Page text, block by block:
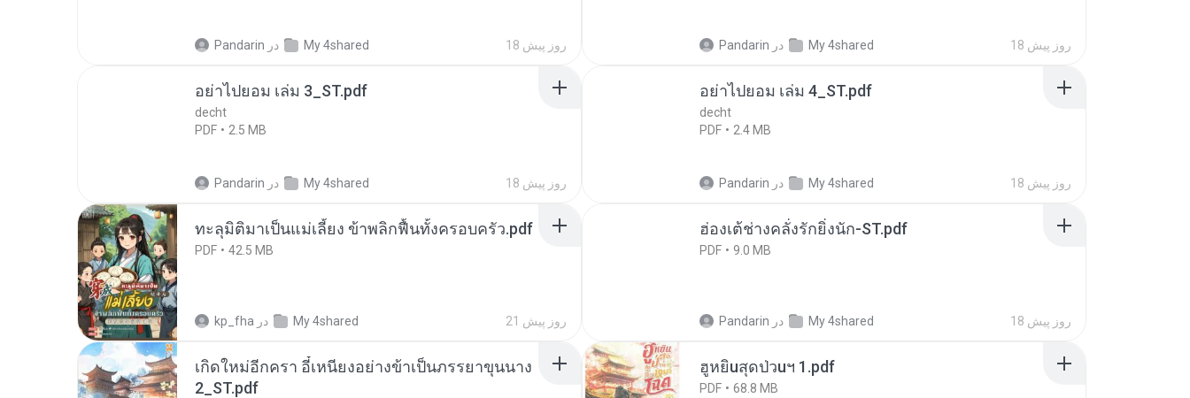
Pandarin در My 4shared 18 روز پیش Pandarin در My 4shared 18 روز پیش
อย่าไปยอม เล่ม 3_ST.pdf
decht
PDF
2.5 MB
Pandarin در My 4shared 18 روز پیش
อย่าไปยอม เล่ม 4_ST.pdf
decht
PDF
2.4 MB
Pandarin در My 4shared 18 روز پیش
ทะลุมิติมาเป็นแม่เลี้ยง ข้าพลิกฟื้นทั้งครอบครัว.pdf
PDF 42.5 MB
kp_fha در My 4shared 21 روز پیش
ฮ่องเต้ช่างคลั่งรักยิ่งนัก-ST.pdf
PDF 9.0 MB
Pandarin در My 4shared 18 روز پیش
เกิดใหม่อีกครา อี๋เหนียงอย่างข้าเป็นภรรยาขุนนาง
2_ST.pdf
ฮูหยิuสุดป่วuฯ 1.pdf
PDF 68.8 MB